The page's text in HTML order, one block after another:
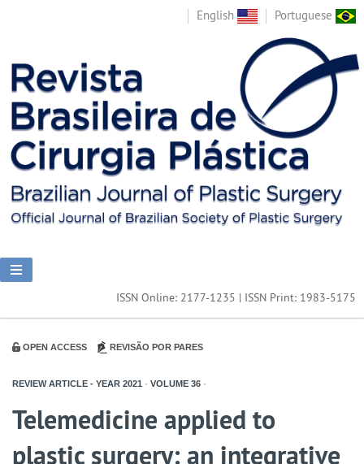
English Portuguese
ISSN Online: 2177-1235 | ISSN Print: 1983-5175
OPEN ACCESS REVISÃO POR PARES
REVIEW ARTICLE - YEAR 2021 - VOLUME 36 -
Telemedicine applied to
plastic surgery: an integrative